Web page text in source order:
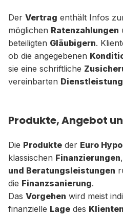
Der Vertrag enthält Infos
möglichen Ratenzahlungen
beteiligten Gläubigern.
ob die angegebenen
sie eine schriftliche
vereinbarten
Produkte, Angebot
Die Produkte der Euro
klassischen Finanzierungen
und Beratungsleistungen
die Finanzsanierung.
Das Vorgehen wird meist
finanzielle Lage des Klienten